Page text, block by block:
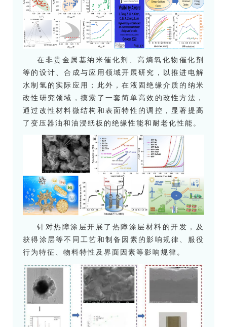
在非贵金属基纳米催化剂、高熵氧化物催化剂
等的设计、合成与应用领域开展研究，以推进电解
水制氢的实际应用；此外，在液固绝缘介质的纳米
改性研究领域，摸索了一套简单高效的改性方法，
通过改性材料微结构和表面特性的调控，显著提高
了变压器油和油浸纸板的绝缘性能和耐老化性能。
针对热障涂层开展了热障涂层材料的开发，及
获得涂层等不同工艺和制备因素的影响规律、服役
行为特征、物料特性及界面因素等影响规律。